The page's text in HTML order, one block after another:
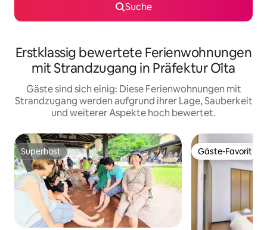
Suche
Erstklassig bewertete Ferienwohnungen
mit Strandzugang in Präfektur Ōita
Gäste sind sich einig: Diese Ferienwohnungen mit
Strandzugang werden aufgrund ihrer Lage, Sauberkeit
und weiterer Aspekte hoch bewertet.
Superhost
Superhost Gäste-Favorit
Gäste-Favorit